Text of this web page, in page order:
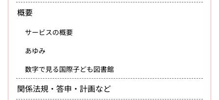
概要
サービスの概要
あゆみ
数字で見る国際子ども図書館
関係法規・答申・計画など